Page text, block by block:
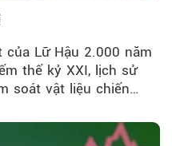
Lữ Hậu 2.000 năm
thế kỷ XXI, lịch sử
soát vật liệu chiến